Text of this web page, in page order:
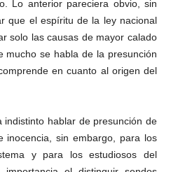
Lo anterior pareciera obvio, sin
que el espíritu de la ley nacional
solo las causas de mayor calado
mucho se habla de la presunción
en cuanto al origen del
indistinto hablar de presunción de
inocencia, sin embargo, para los
y para los estudiosos del